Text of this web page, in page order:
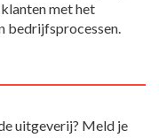
met het
bedrijfsprocessen.
uitgeverij? Meld je